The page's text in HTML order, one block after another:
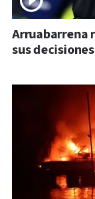
Arruabarrena
sus